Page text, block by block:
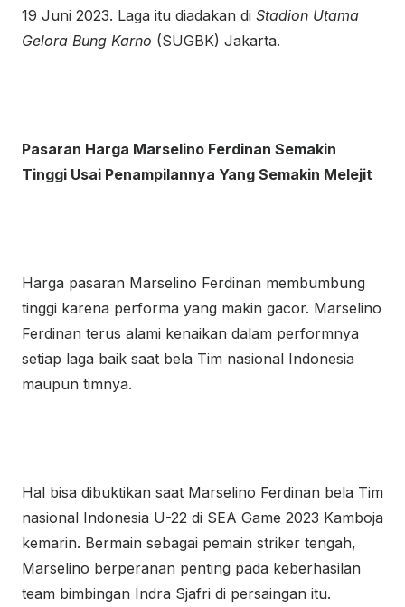
19 Juni 2023. Laga itu diadakan di Stadion Utama
Gelora Bung Karno (SUGBK) Jakarta.
Pasaran Harga Marselino Ferdinan Semakin
Tinggi Usai Penampilannya Yang Semakin Melejit
Harga pasaran Marselino Ferdinan membumbung
tinggi karena performa yang makin gacor. Marselino
Ferdinan terus alami kenaikan dalam performnya
setiap laga baik saat bela Tim nasional Indonesia
maupun timnya.
Hal bisa dibuktikan saat Marselino Ferdinan bela Tim
nasional Indonesia U-22 di SEA Game 2023 Kamboja
kemarin. Bermain sebagai pemain striker tengah,
Marselino berperanan penting pada keberhasilan
team bimbingan Indra Sjafri di persaingan itu.